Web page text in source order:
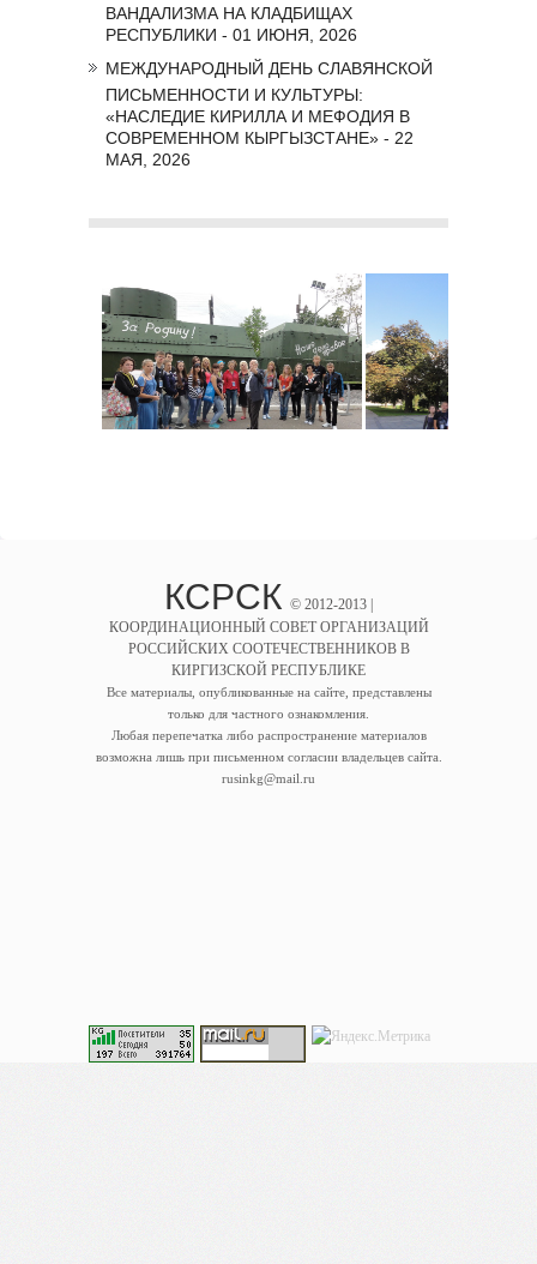
ВАНДАЛИЗМА НА КЛАДБИЩАХ
РЕСПУБЛИКИ - 01 ИЮНЯ, 2026
МЕЖДУНАРОДНЫЙ ДЕНЬ СЛАВЯНСКОЙ
ПИСЬМЕННОСТИ И КУЛЬТУРЫ:
«НАСЛЕДИЕ КИРИЛЛА И МЕФОДИЯ В
СОВРЕМЕННОМ КЫРГЫЗСТАНЕ» - 22
МАЯ, 2026
КСРСК © 2012-2013 |
КООРДИНАЦИОННЫЙ СОВЕТ ОРГАНИЗАЦИЙ
РОССИЙСКИХ СООТЕЧЕСТВЕННИКОВ В
КИРГИЗСКОЙ РЕСПУБЛИКЕ
Все материалы, опубликованные на сайте, представлены
только для частного ознакомления.
Любая перепечатка либо распространение материалов
возможна лишь при письменном согласии владельцев сайта.
rusinkg@mail.ru